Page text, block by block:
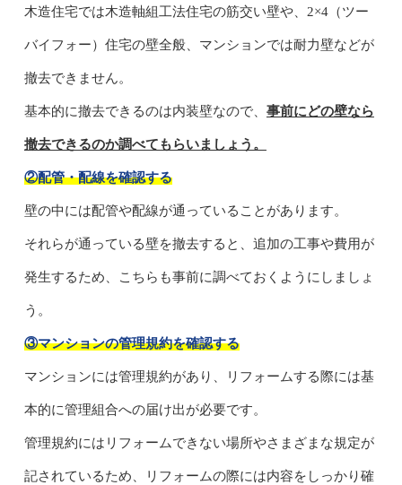
木造住宅では木造軸組工法住宅の筋交い壁や、2×4（ツー
バイフォー）住宅の壁全般、マンションでは耐力壁などが
撤去できません。
基本的に撤去できるのは内装壁なので、 事前にどの壁なら
撤去できるのか調べてもらいましょう。
②配管・配線を確認する
壁の中には配管や配線が通っていることがあります。
それらが通っている壁を撤去すると、追加の工事や費用が
発生するため、こちらも事前に調べておくようにしましょ
う。
③マンションの管理規約を確認する
マンションには管理規約があり、リフォームする際には基
本的に管理組合への届け出が必要です。
管理規約にはリフォームできない場所やさまざまな規定が
記されているため、リフォームの際には内容をしっかり確